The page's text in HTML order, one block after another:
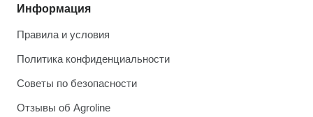
Информация
Правила и условия
Политика конфиденциальности
Советы по безопасности
Отзывы об Agroline